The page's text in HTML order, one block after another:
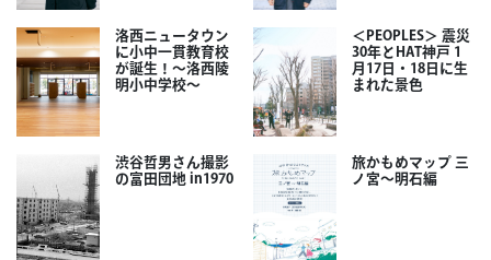
洛西ニュータウン
に小中一貫教育校
が誕生！～洛西陵
明小中学校～
＜PEOPLES＞ 震災
30年とHAT神戸 1
月17日・18日に生
まれた景色
渋谷哲男さん撮影
の富田団地 in1970
旅かもめマップ 三
ノ宮〜明石編